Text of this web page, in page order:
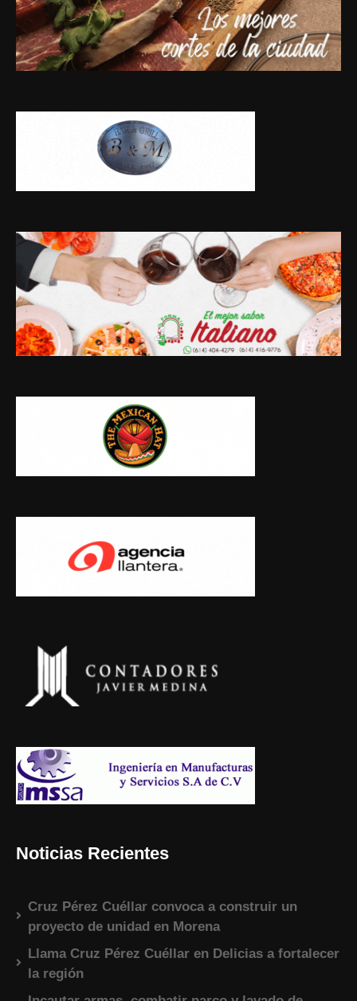
Noticias Recientes
Cruz Pérez Cuéllar convoca a construir un
proyecto de unidad en Morena
Llama Cruz Pérez Cuéllar en Delicias a fortalecer
la región